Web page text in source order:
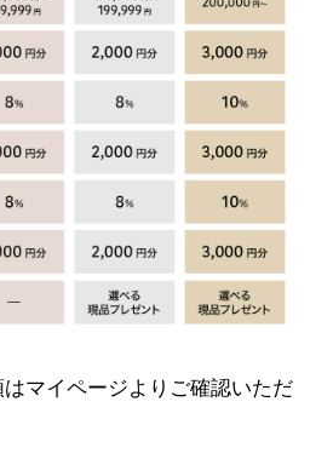
マイページよりご確認いただ